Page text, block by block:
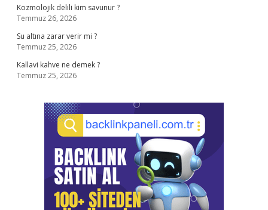
Kozmolojik delili kim savunur ?
Temmuz 26, 2026
Su altına zarar verir mi ?
Temmuz 25, 2026
Kallavi kahve ne demek ?
Temmuz 25, 2026